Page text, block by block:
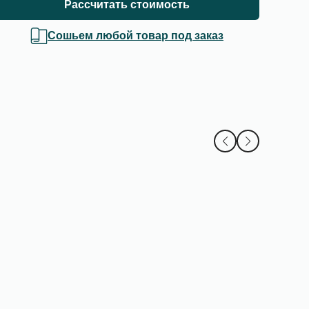
Рассчитать стоимость
Сошьем любой товар под заказ